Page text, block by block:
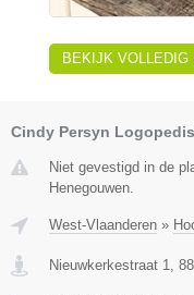
BEKIJK VOLLEDIG
Cindy Persyn
Niet gevestigd in de
Henegouwen.
West-Vlaanderen »
Nieuwkerkestraat 1